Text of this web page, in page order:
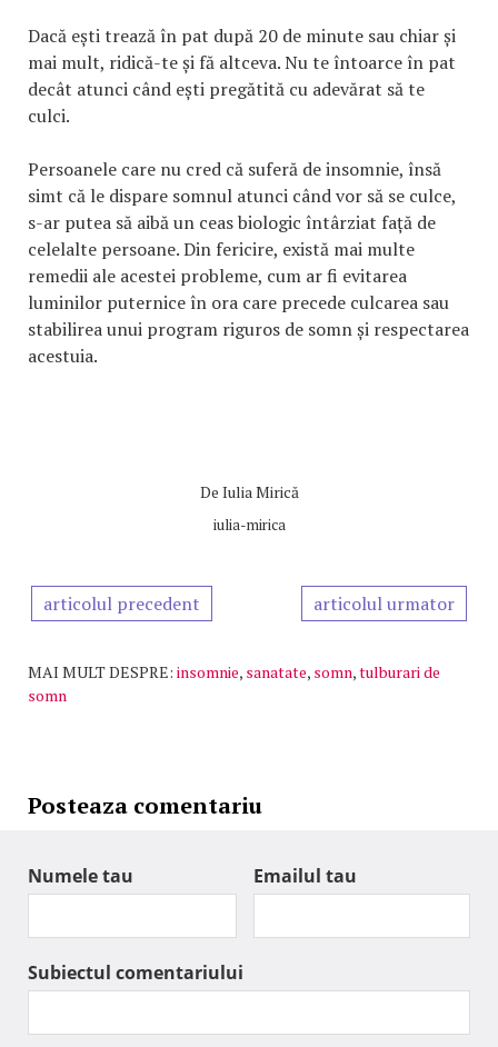
Dacă ești trează în pat după 20 de minute sau chiar și
mai mult, ridică-te și fă altceva. Nu te întoarce în pat
decât atunci când ești pregătită cu adevărat să te
culci.
Persoanele care nu cred că suferă de insomnie, însă
simt că le dispare somnul atunci când vor să se culce,
s-ar putea să aibă un ceas biologic întârziat față de
celelalte persoane. Din fericire, există mai multe
remedii ale acestei probleme, cum ar fi evitarea
luminilor puternice în ora care precede culcarea sau
stabilirea unui program riguros de somn și respectarea
acestuia.
De Iulia Mirică
iulia-mirica
articolul precedent articolul urmator
MAI MULT DESPRE: insomnie, sanatate, somn,tulburari de
somn
Posteaza comentariu
Numele tau Emailul tau
Subiectul comentariului